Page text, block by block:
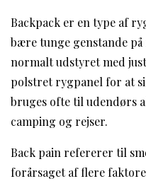
Backpack er en type af
bære tunge genstande
normalt udstyret med
polstret rygpanel for at
bruges ofte til udendørs
camping og rejser.
Back pain refererer til
forårsaget af flere